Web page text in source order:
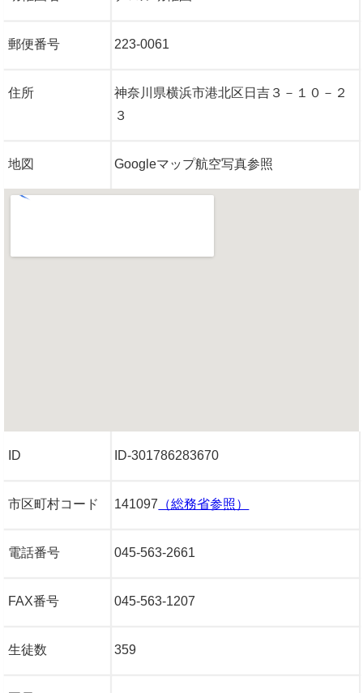
郵便番号 223-0061
住所
神奈川県横浜市港北区日吉３－１０－２
３
地図 Googleマップ航空写真参照
ID ID-301786283670
市区町村コード 141097 （総務省参照）
電話番号 045-563-2661
FAX番号 045-563-1207
生徒数 359